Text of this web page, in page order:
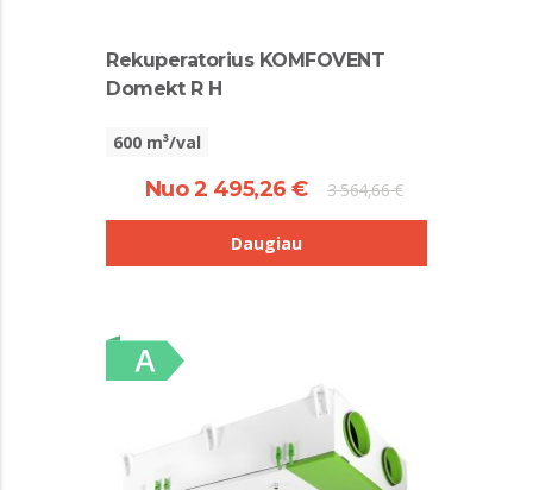
Rekuperatorius KOMFOVENT
Domekt R H
600 m³/val
Nuo 2 495,26 € 3 564,66 €
Daugiau